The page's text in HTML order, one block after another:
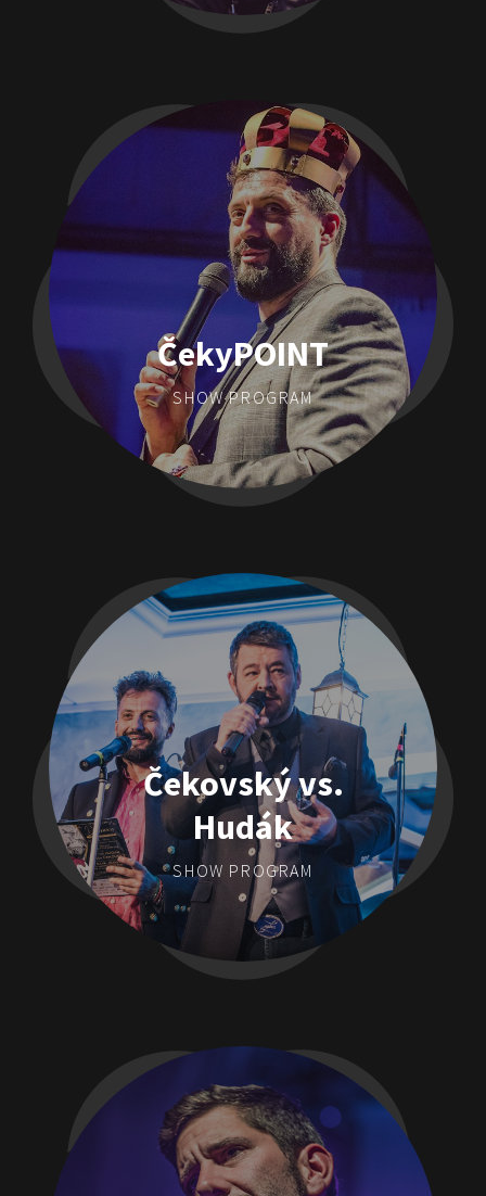
ČekyPOINT
SHOW PROGRAM
Čekovský vs.
Hudák
SHOW PROGRAM